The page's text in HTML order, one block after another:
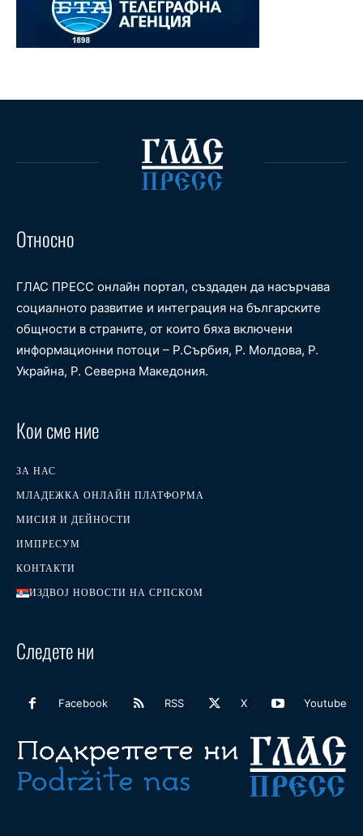
Относно
ГЛАС ПРЕСС онлайн портал, създаден да насърчава
социалното развитие и интеграция на българските
общности в страните, от които бяха включени
информационни потоци – Р.Сърбия, Р. Молдова, Р.
Украйна, Р. Северна Македония.
Кои сме ние
ЗА НАС
МЛАДЕЖКА ОНЛАЙН ПЛАТФОРМА
МИСИЯ И ДЕЙНОСТИ
ИМПРЕСУМ
КОНТАКТИ
ИЗДВОЈ НОВОСТИ НА СРПСКОМ
Следете ни
Facebook RSS X Youtube